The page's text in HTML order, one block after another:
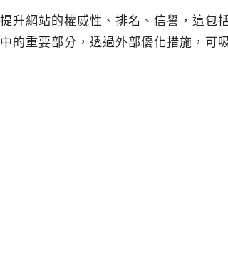
升網站的權威性、排名、信譽，這包
的重要部分，透過外部優化措施，可